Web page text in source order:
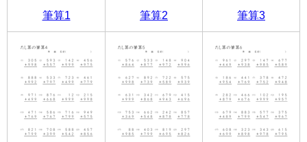
筆算1
筆算2
筆算3